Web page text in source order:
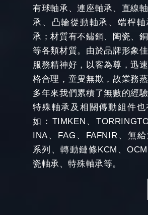
有球軸承、連座軸承、直線
承、凸輪從動軸承、端桿軸
承；材質有不鏽鋼、陶瓷、
等各類材質。由於品牌形象佳
服務精神好，以客為尊，迅
格合理，童叟無欺，故業務
多年來我們累積了無數的經
特殊軸承及相關傳動組件也
如：TIMKEN、
INA、FAG、FAFNIR、無
系列、轉動鏈條KCM、
瓷軸承、特殊軸承等。